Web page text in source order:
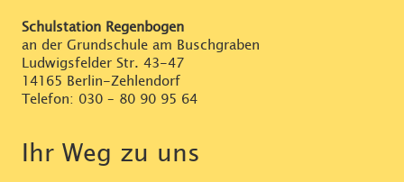
Schulstation Regenbogen
an der Grundschule am Buschgraben
Ludwigsfelder Str. 43-47
14165 Berlin-Zehlendorf
Telefon: 030 – 80 90 95 64
Ihr Weg zu uns